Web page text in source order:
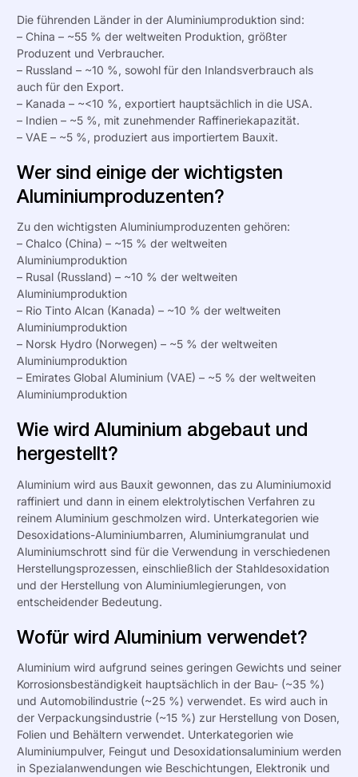
Die führenden Länder in der Aluminiumproduktion sind:
– China – ~55 % der weltweiten Produktion, größter
Produzent und Verbraucher.
– Russland – ~10 %, sowohl für den Inlandsverbrauch als
auch für den Export.
– Kanada – ~<10 %, exportiert hauptsächlich in die USA.
– Indien – ~5 %, mit zunehmender Raffineriekapazität.
– VAE – ~5 %, produziert aus importiertem Bauxit.
Wer sind einige der wichtigsten
Aluminiumproduzenten?
Zu den wichtigsten Aluminiumproduzenten gehören:
– Chalco (China) – ~15 % der weltweiten
Aluminiumproduktion
– Rusal (Russland) – ~10 % der weltweiten
Aluminiumproduktion
– Rio Tinto Alcan (Kanada) – ~10 % der weltweiten
Aluminiumproduktion
– Norsk Hydro (Norwegen) – ~5 % der weltweiten
Aluminiumproduktion
– Emirates Global Aluminium (VAE) – ~5 % der weltweiten
Aluminiumproduktion
Wie wird Aluminium abgebaut und
hergestellt?
Aluminium wird aus Bauxit gewonnen, das zu Aluminiumoxid
raffiniert und dann in einem elektrolytischen Verfahren zu
reinem Aluminium geschmolzen wird. Unterkategorien wie
Desoxidations-Aluminiumbarren, Aluminiumgranulat und
Aluminiumschrott sind für die Verwendung in verschiedenen
Herstellungsprozessen, einschließlich der Stahldesoxidation
und der Herstellung von Aluminiumlegierungen, von
entscheidender Bedeutung.
Wofür wird Aluminium verwendet?
Aluminium wird aufgrund seines geringen Gewichts und seiner
Korrosionsbeständigkeit hauptsächlich in der Bau- (~35 %)
und Automobilindustrie (~25 %) verwendet. Es wird auch in
der Verpackungsindustrie (~15 %) zur Herstellung von Dosen,
Folien und Behältern verwendet. Unterkategorien wie
Aluminiumpulver, Feingut und Desoxidationsaluminium werden
in Spezialanwendungen wie Beschichtungen, Elektronik und